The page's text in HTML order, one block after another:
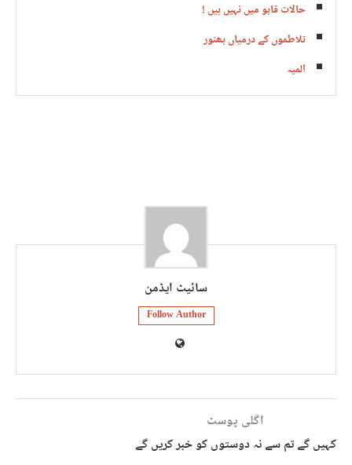
حالات قابو میں نہیں ہیں !
تلاطموں کے درمیاں بھنور
المیہ
سائیٹ ایڈمن
Follow Author
اگلی پوسٹ
کہیں گے تم سے نہ دوستوں کو خبر کریں گے